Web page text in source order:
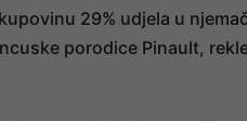
29% udjela u
porodice Pinault,